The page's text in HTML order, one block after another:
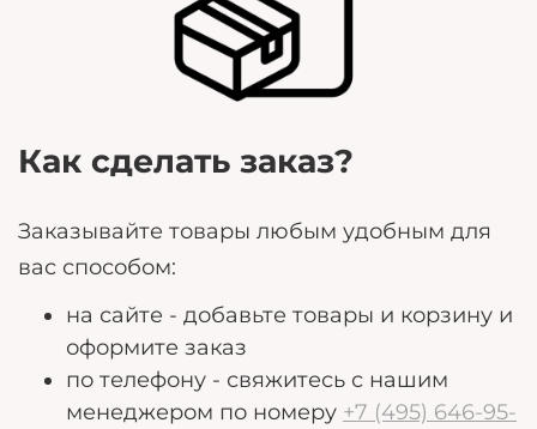
могут помочь нам лучше удовлетворить ваши
потребности.
Как сделать заказ?
Заказывайте товары любым удобным для
вас способом:
на сайте - добавьте товары и корзину и
оформите заказ
по телефону - свяжитесь с нашим
менеджером по номеру +7 (495) 646-95-